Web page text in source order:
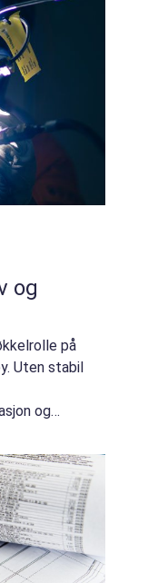
og
på
Uten stabil
og
krav til